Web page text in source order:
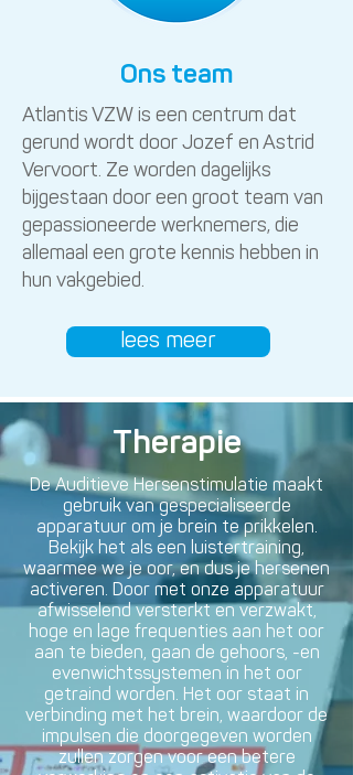
Ons team
Atlantis VZW is een centrum dat
gerund wordt door Jozef en Astrid
Vervoort. Ze worden dagelijks
bijgestaan door een groot team van
gepassioneerde werknemers, die
allemaal een grote kennis hebben in
hun vakgebied.
lees meer
Therapie
De Auditieve Hersenstimulatie maakt
gebruik van gespecialiseerde
apparatuur om je brein te prikkelen.
Bekijk het als een luistertraining,
waarmee we je oor, en dus je hersenen
activeren. Door met onze apparatuur
afwisselend versterkt en verzwakt,
hoge en lage frequenties aan het oor
aan te bieden, gaan de gehoors, -en
evenwichtssystemen in het oor
getraind worden. Het oor staat in
verbinding met het brein, waardoor de
impulsen die doorgegeven worden
zullen zorgen voor een betere